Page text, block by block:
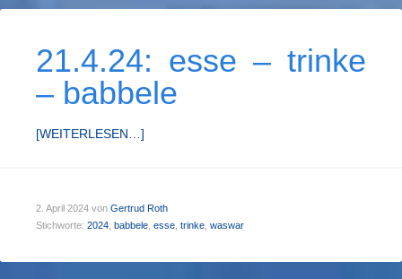
21.4.24: esse – trinke
– babbele
[WEITERLESEN…]
2. April 2024 von Gertrud Roth
Stichworte: 2024 babbele esse trinke waswar